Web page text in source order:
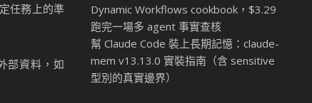
任務上的準
部資料，如
Dynamic Workflows cookbook，$3.29
跑完一場多 agent 事實查核
幫 Claude Code 裝上長期記憶：claude-
mem v13.13.0 實裝指南（含 sensitive
型別的真實邊界）